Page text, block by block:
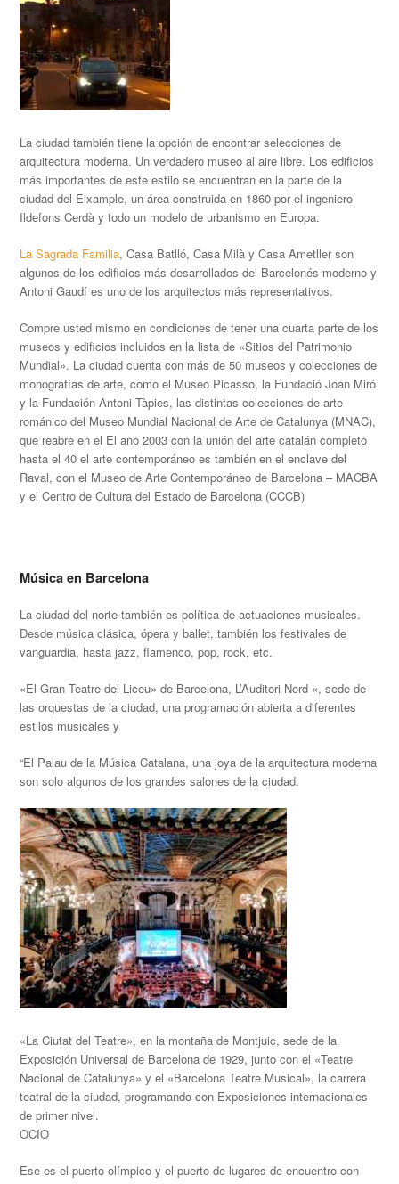
La ciudad también tiene la opción de encontrar selecciones de
arquitectura moderna. Un verdadero museo al aire libre. Los edificios
más importantes de este estilo se encuentran en la parte de la
ciudad del Eixample, un área construida en 1860 por el ingeniero
Ildefons Cerdà y todo un modelo de urbanismo en Europa.
La Sagrada Familia, Casa Batlló, Casa Milà y Casa Ametller son
algunos de los edificios más desarrollados del Barcelonés moderno y
Antoni Gaudí es uno de los arquitectos más representativos.
Compre usted mismo en condiciones de tener una cuarta parte de los
museos y edificios incluidos en la lista de «Sitios del Patrimonio
Mundial». La ciudad cuenta con más de 50 museos y colecciones de
monografías de arte, como el Museo Picasso, la Fundació Joan Miró
y la Fundación Antoni Tàpies, las distintas colecciones de arte
románico del Museo Mundial Nacional de Arte de Catalunya (MNAC),
que reabre en el El año 2003 con la unión del arte catalán completo
hasta el 40 el arte contemporáneo es también en el enclave del
Raval, con el Museo de Arte Contemporáneo de Barcelona – MACBA
y el Centro de Cultura del Estado de Barcelona (CCCB)
Música en Barcelona
La ciudad del norte también es política de actuaciones musicales.
Desde música clásica, ópera y ballet, también los festivales de
vanguardia, hasta jazz, flamenco, pop, rock, etc.
«El Gran Teatre del Liceu» de Barcelona, ​​L’Auditori Nord «, sede de
las orquestas de la ciudad, una programación abierta a diferentes
estilos musicales y
“El Palau de la Música Catalana, una joya de la arquitectura moderna
son solo algunos de los grandes salones de la ciudad.
«La Ciutat del Teatre», en la montaña de Montjuic, sede de la
Exposición Universal de Barcelona de 1929, junto con el «Teatre
Nacional de Catalunya» y el «Barcelona Teatre Musical», la carrera
teatral de la ciudad, programando con Exposiciones internacionales
de primer nivel.
OCIO
Ese es el puerto olímpico y el puerto de lugares de encuentro con